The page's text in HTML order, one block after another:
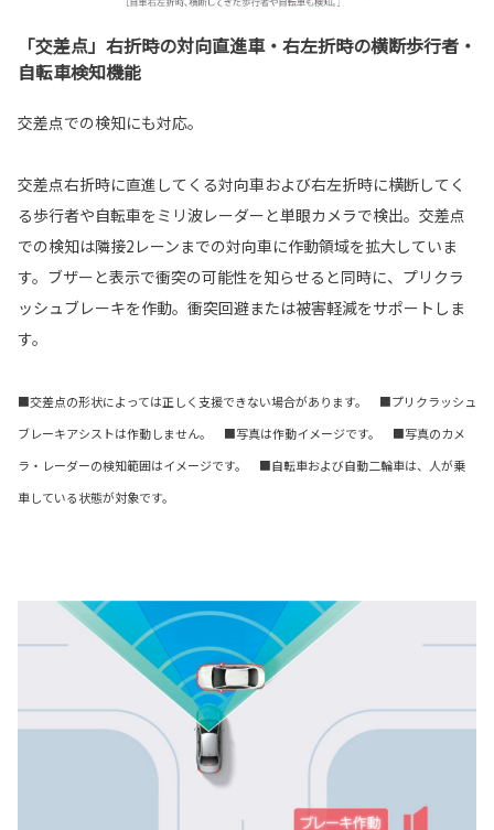
「交差点」右折時の対向直進車・右左折時の横断歩行者・
自転車検知機能
交差点での検知にも対応。
交差点右折時に直進してくる対向車および右左折時に横断してく
る歩行者や自転車をミリ波レーダーと単眼カメラで検出。交差点
での検知は隣接2レーンまでの対向車に作動領域を拡大していま
す。ブザーと表示で衝突の可能性を知らせると同時に、プリクラ
ッシュブレーキを作動。衝突回避または被害軽減をサポートしま
す。
■交差点の形状によっては正しく支援できない場合があります。 ■プリクラッシュ
ブレーキアシストは作動しません。 ■写真は作動イメージです。 ■写真のカメ
ラ・レーダーの検知範囲はイメージです。 ■自転車および自動二輪車は、人が乗
車している状態が対象です。